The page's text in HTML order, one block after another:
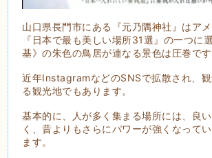
山口県長門市にある『元乃隅神社』はア
『日本で最も美しい場所31選』の一つに
基》の朱色の鳥居が連なる景色は圧巻です
近年InstagramなどのSNSで拡散され、
る観光地でもあります。
基本的に、人が多く集まる場所には、良
く、昔よりもさらにパワーが強くなって
ます。